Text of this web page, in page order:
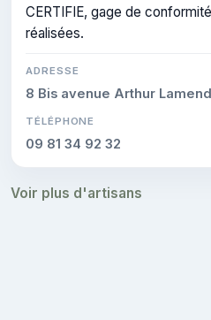
CERTIFIE, gage de
réalisées.
ADRESSE
8 Bis avenue Arthur
TÉLÉPHONE
09 81 34 92 32
Voir plus d'artisans